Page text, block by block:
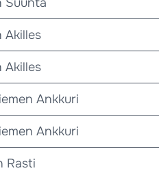
Akilles
Akilles
Ankkuri
Ankkuri
Rasti